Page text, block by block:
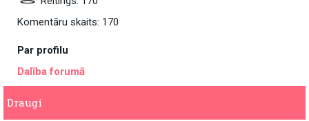
Komentāru skaits: 170
Par profilu
Dalība forumā
Draugi